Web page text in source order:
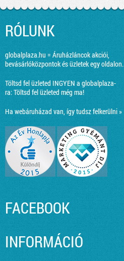
RÓLUNK
globalplaza.hu = Áruházláncok akciói,
bevásárlóközpontok és üzletek egy oldalon.
Töltsd fel üzleted INGYEN a globalplaza-
ra:Töltsd fel üzleted még ma!
Ha webáruházad van, így tudsz felkerülni »
FACEBOOK
INFORMÁCIÓ